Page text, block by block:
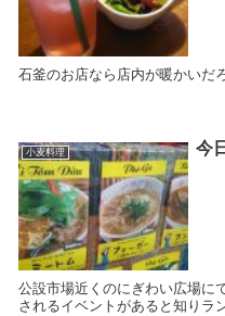
石釜のお店なら店内が暖かいだ
小麦料理 今
公設市場近くのにぎわい広場に
されるイベントがあると知りラ